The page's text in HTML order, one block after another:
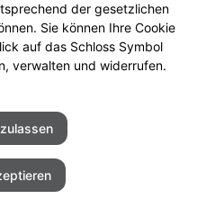
Impressum
Barrierefreiheit
am Bahnhof Kall
der gesetzlichen
Sie können Ihre Cookie
auf das Schloss Symbol
verwalten und widerrufen.